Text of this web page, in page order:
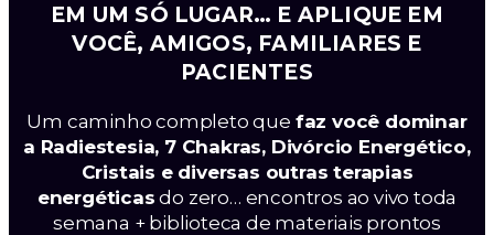
EM UM SÓ LUGAR… E APLIQUE EM
VOCÊ, AMIGOS, FAMILIARES E
PACIENTES
Um caminho completo que faz você dominar
a Radiestesia, 7 Chakras, Divórcio Energético,
Cristais e diversas outras terapias
energéticas do zero… encontros ao vivo toda
semana + biblioteca de materiais prontos